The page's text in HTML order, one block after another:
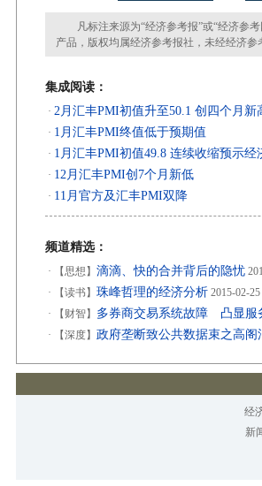
凡标注来源为“经济参考报”或“经济参考
产品，版权均属经济参考报社，未经经济
集成阅读：
· 2月汇丰PMI初值升至50.1 创四个月新
· 1月汇丰PMI终值低于预期值
· 1月汇丰PMI初值49.8 连续收缩预示经
· 12月汇丰PMI创7个月新低
· 11月官方及汇丰PMI双降
频道精选：
· 【思想】 滴滴、快的合并背后的隐忧
·
【读书】 珠峰哲理的经济分析 2015-02-25
·
【财智】 多券商交易系统故障 凸显服
·
【深度】 政府垄断致公共数据束之高阁
经
新